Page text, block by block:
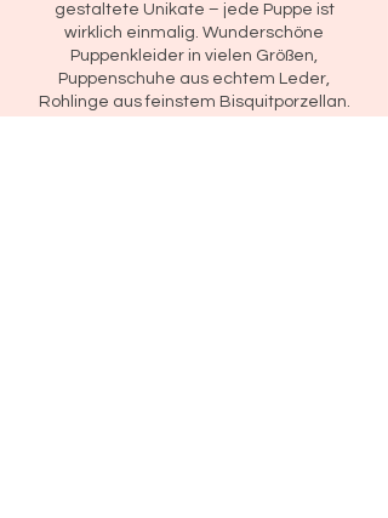
gestaltete Unikate – jede Puppe ist
wirklich einmalig. Wunderschöne
Puppenkleider in vielen Größen,
Puppenschuhe aus echtem Leder,
Rohlinge aus feinstem Bisquitporzellan.